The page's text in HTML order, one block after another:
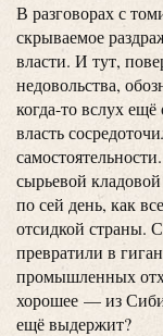
В разговорах с
скрываемое
власти. И тут,
недовольства,
когда-то вслух
власть
сырьевой
по сей день, как
отсидкой страны.
превратили в
промышленных
хорошее — из
ещё выдержит?